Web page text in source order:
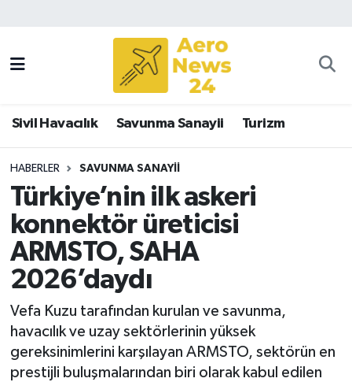
Sivil Havacılık Savunma Sanayii Turizm
HABERLER SAVUNMA SANAYII
Türkiye’nin ilk askeri
konnektör üreticisi
ARMSTO, SAHA
2026’daydı
Vefa Kuzu tarafından kurulan ve savunma,
havacılık ve uzay sektörlerinin yüksek
gereksinimlerini karşılayan ARMSTO, sektörün en
prestijli buluşmalarından biri olarak kabul edilen